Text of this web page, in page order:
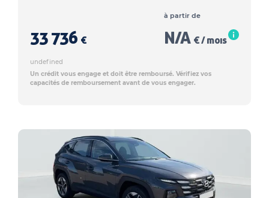
33 736 €
à partir de
N/A € / mois
undefined
Un crédit vous engage et doit être remboursé. Vérifiez vos
capacités de remboursement avant de vous engager.